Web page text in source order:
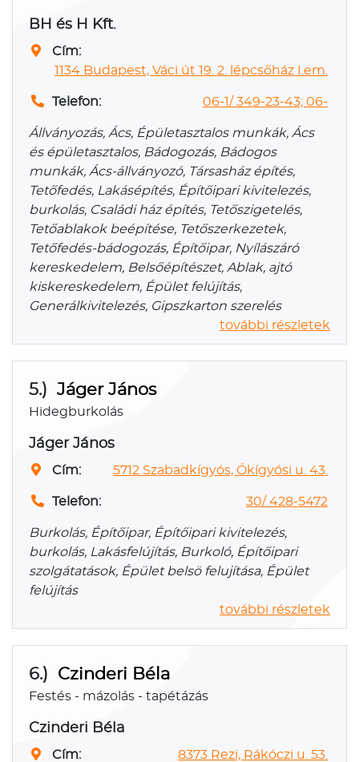
BH és H Kft.
Cím:
1134 Budapest, Váci út 19. 2. lépcsőház I.em.
Telefon: 06-1/ 349-23-43; 06-
Állványozás, Ács, Épületasztalos munkák, Ács
és épületasztalos, Bádogozás, Bádogos
munkák, Ács-állványozó, Társasház építés,
Tetőfedés, Lakásépítés, Építőipari kivitelezés,
burkolás, Családi ház építés, Tetőszigetelés,
Tetőablakok beépítése, Tetőszerkezetek,
Tetőfedés-bádogozás, Építőipar, Nyílászáró
kereskedelem, Belsőépítészet, Ablak, ajtó
kiskereskedelem, Épület felújítás,
Generálkivitelezés, Gipszkarton szerelés
további részletek
5.) Jáger János
Hidegburkolás
Jáger János
Cím: 5712 Szabadkígyós, Ókígyósi u. 43.
Telefon: 30/ 428-5472
Burkolás, Építőipar, Építőipari kivitelezés,
burkolás, Lakásfelújítás, Burkoló, Építőipari
szolgátatások, Épület belsö felujítása, Épület
felújítás
további részletek
6.) Czinderi Béla
Festés - mázolás - tapétázás
Czinderi Béla
Cím: 8373 Rezi, Rákóczi u. 53.